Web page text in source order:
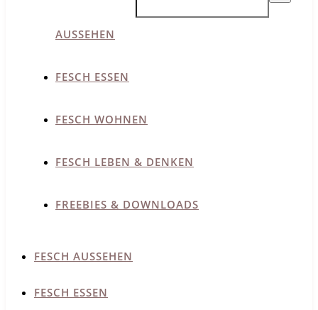
AUSSEHEN
FESCH ESSEN
FESCH WOHNEN
FESCH LEBEN & DENKEN
FREEBIES & DOWNLOADS
FESCH AUSSEHEN
FESCH ESSEN